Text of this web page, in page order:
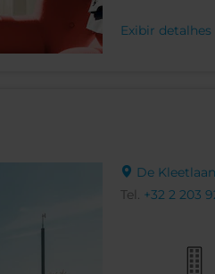
Exibir detalhes
De
Tel. +32 2 203